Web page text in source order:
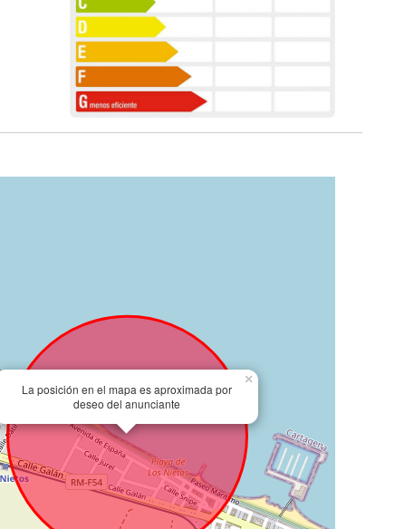
La posición en el mapa es aproximada por
deseo del anunciante
×